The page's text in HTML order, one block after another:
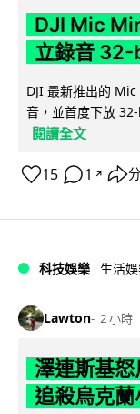
DJI Mic
立錄音 32-
DJI 最新推出的
音，並首度下放
閱讀全文
15 1 ↗
科技娛樂 生活
Lawton 2 小時
澤連斯基
追殺烏克